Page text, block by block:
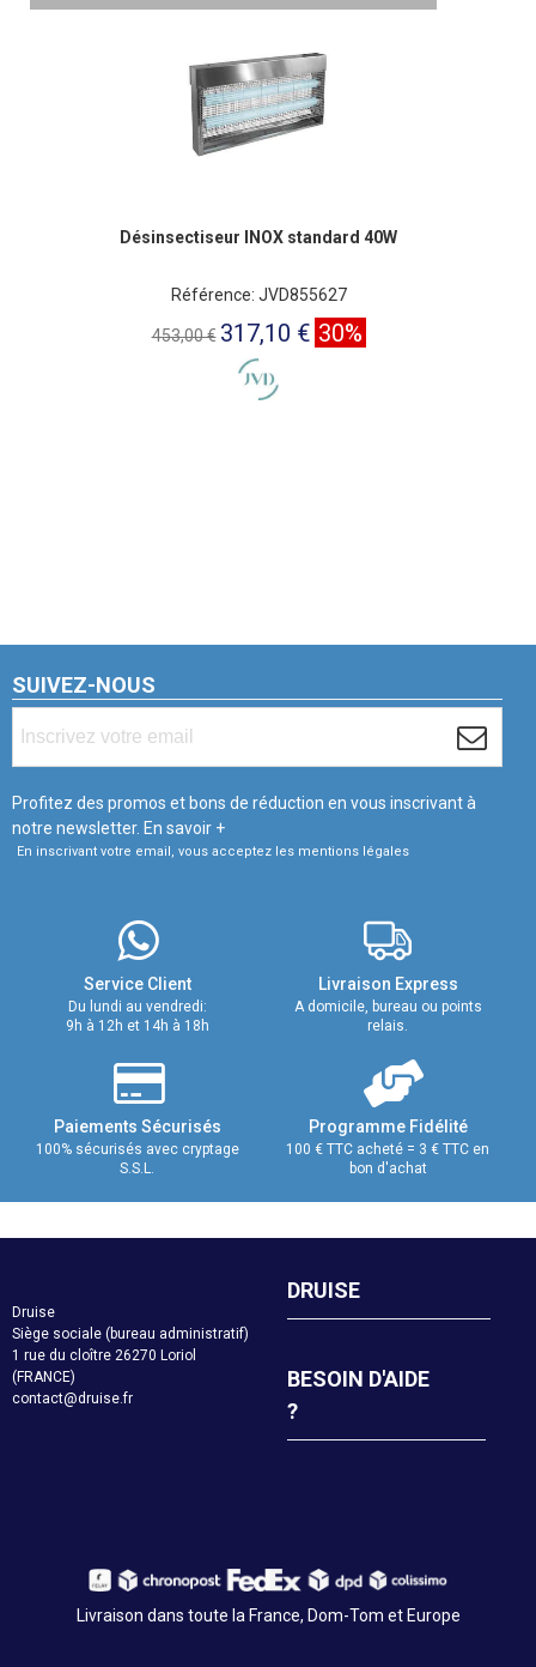
Désinsectiseur INOX standard 40W
Référence: JVD855627
453,00 € 317,10 € 30%
SUIVEZ-NOUS
Profitez des promos et bons de réduction en vous inscrivant à
notre newsletter. En savoir +
En inscrivant votre email, vous acceptez les mentions légales
Service Client
Du lundi au vendredi:
9h à 12h et 14h à 18h
Livraison Express
A domicile, bureau ou points
relais.
Paiements Sécurisés
100% sécurisés avec cryptage
S.S.L.
Programme Fidélité
100 € TTC acheté = 3 € TTC en
bon d'achat
Druise
Siège sociale (bureau administratif)
1 rue du cloître 26270 Loriol
(FRANCE)
contact@druise.fr
DRUISE
BESOIN D'AIDE
?
Livraison dans toute la France, Dom-Tom et Europe